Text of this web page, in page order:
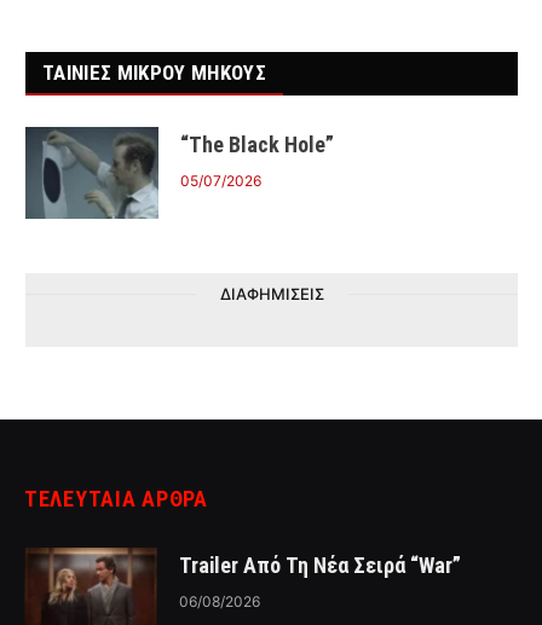
ΤΑΙΝΙΕΣ ΜΙΚΡΟΥ ΜΗΚΟΥΣ
“The Black Hole”
05/07/2026
ΔΙΑΦΗΜΙΣΕΙΣ
ΤΕΛΕΥΤΑΙΑ ΑΡΘΡΑ
Trailer Από Τη Νέα Σειρά “War”
06/08/2026